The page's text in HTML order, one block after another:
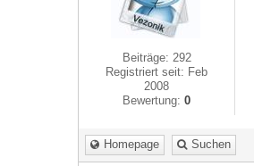
Beiträge: 292
Registriert seit: Feb
2008
Bewertung:0
Homepage Suchen